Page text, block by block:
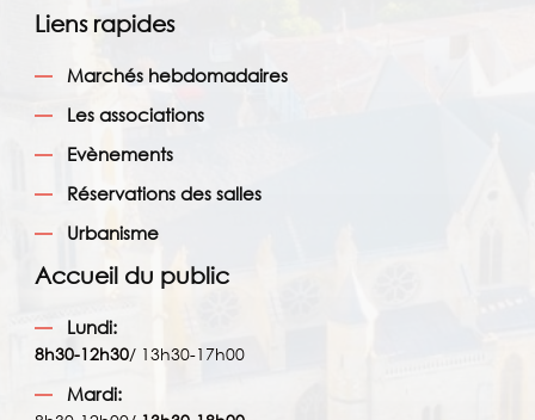
Liens rapides
Marchés hebdomadaires
Les associations
Evènements
Réservations des salles
Urbanisme
Accueil du public
Lundi:
8h30-12h30/ 13h30-17h00
Mardi: